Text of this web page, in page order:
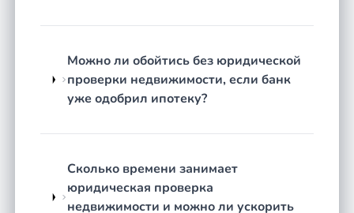
Нет. Все риски учесть не сможет никто.
Чем Вы лучше агенства
недвижимости? Они ведь тоже
Агенство, как правило работает не на Вас, а на
продавца. Это значит, что оно заинтересовано в
Можно ли обойтись без юридической
проверки недвижимости, если банк
уже одобрил ипотеку?
Сколько времени занимает
юридическая проверка
недвижимости и можно ли ускорить